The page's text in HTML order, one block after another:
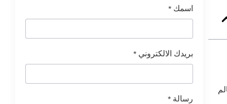
اسمك *
بريدك الالكتروني *
رسالة *